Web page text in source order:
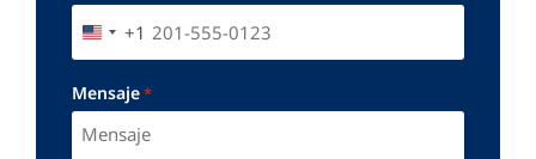
UNITED STATES +1
+1
Mensaje*